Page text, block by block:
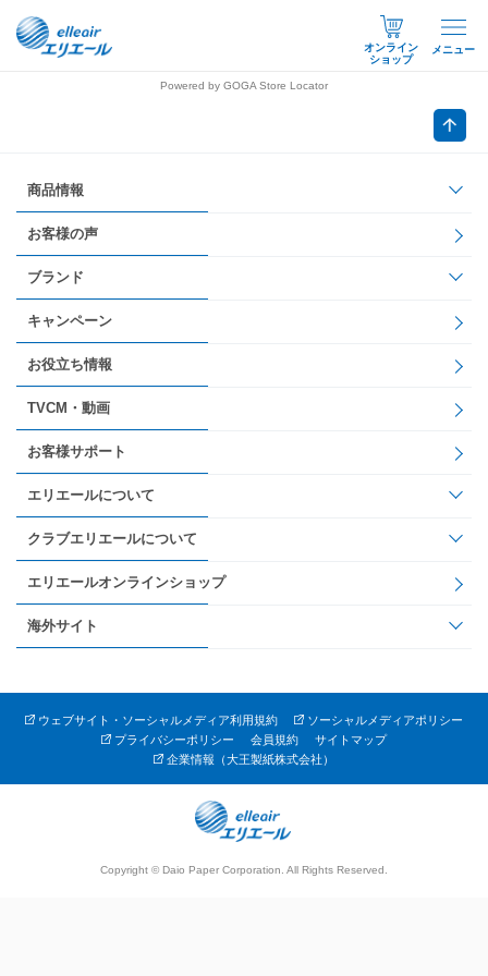
オンライン
ショップ
メニュー
Powered by GOGA Store Locator
商品情報
お客様の声
ブランド
キャンペーン
お役立ち情報
TVCM・動画
お客様サポート
エリエールについて
クラブエリエールについて
エリエールオンラインショップ
海外サイト
ウェブサイト・ソーシャルメディア利用規約
ソーシャルメディアポリシー
プライバシーポリシー
会員規約
サイトマップ
企業情報（大王製紙株式会社）
Copyright © Daio Paper Corporation. All Rights Reserved.